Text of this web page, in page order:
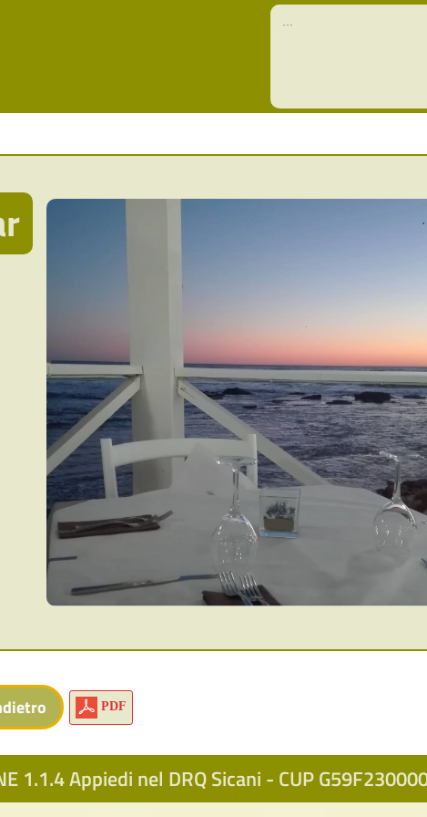
Search
for:
PDF
1.1.4 Appiedi nel DRQ Sicani - CUP